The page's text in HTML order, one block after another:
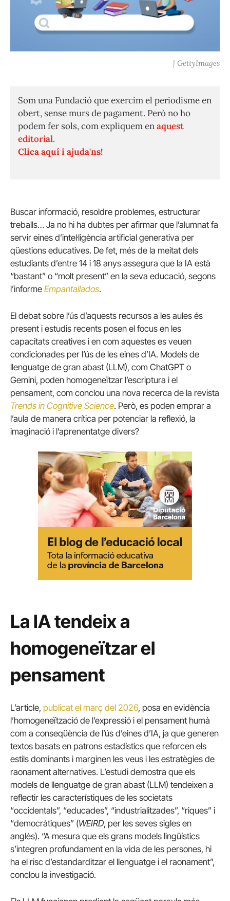
| GettyImages
Som una Fundació que exercim el periodisme en
obert, sense murs de pagament. Però no ho
podem fer sols, com expliquem enaquest
editorial.
Clica aquí i ajuda'ns!
Buscar informació, resoldre problemes, estructurar
treballs… Ja no hi ha dubtes per afirmar que l’alumnat fa
servir eines d’intel·ligència artificial generativa per
qüestions educatives. De fet, més de la meitat dels
estudiants d’entre 14 i 18 anys assegura que la IA està
“bastant” o “molt present” en la seva educació, segons
l’informe Empantallados.
El debat sobre l’ús d’aquests recursos a les aules és
present i estudis recents posen el focus en les
capacitats creatives i en com aquestes es veuen
condicionades per l’ús de les eines d’IA. Models de
llenguatge de gran abast (LLM), com ChatGPT o
Gemini, poden homogeneïtzar l’escriptura i el
pensament, com conclou una nova recerca de la revista
Trends in Cognitive Science. Però, es poden emprar a
l’aula de manera crítica per potenciar la reflexió, la
imaginació i l’aprenentatge divers?
La IA tendeix a
homogeneïtzar el
pensament
L’article, publicat el març del 2026, posa en evidència
l’homogeneïtzació de l’expressió i el pensament humà
com a conseqüència de l’ús d’eines d’IA, ja que generen
textos basats en patrons estadístics que reforcen els
estils dominants i marginen les veus i les estratègies de
raonament alternatives. L’estudi demostra que els
models de llenguatge de gran abast (LLM) tendeixen a
reflectir les característiques de les societats
“occidentals”, “educades”, “industrialitzades”, “riques” i
“democràtiques” (WEIRD, per les seves sigles en
anglès). “A mesura que els grans models lingüístics
s’integren profundament en la vida de les persones, hi
ha el risc d’estandarditzar el llenguatge i el raonament”,
conclou la investigació.